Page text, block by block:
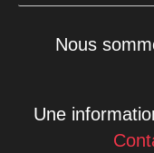
Nous
Une